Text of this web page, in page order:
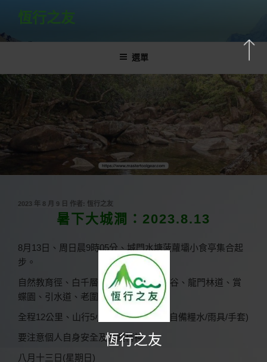
主
容
恆行之友
選單
發
2023 年 8 月 9 日 作者: 恆行之友
暑下大城澗：2023.8.13
8月13日、周日晨9時05分、城門水塘菠蘿壩小食亭集合起
步。
自然教育徑、白千層、四城林徑、龍泉谷、龍門林道、賞
蝶園、引水道、老圍、荃灣散隊。
全程12公里、山行5小時，量力参加。(自備糧水/雨具/手套)
要注意個人自身安全及團體精神
八月十三日(星期日)
恆行之友